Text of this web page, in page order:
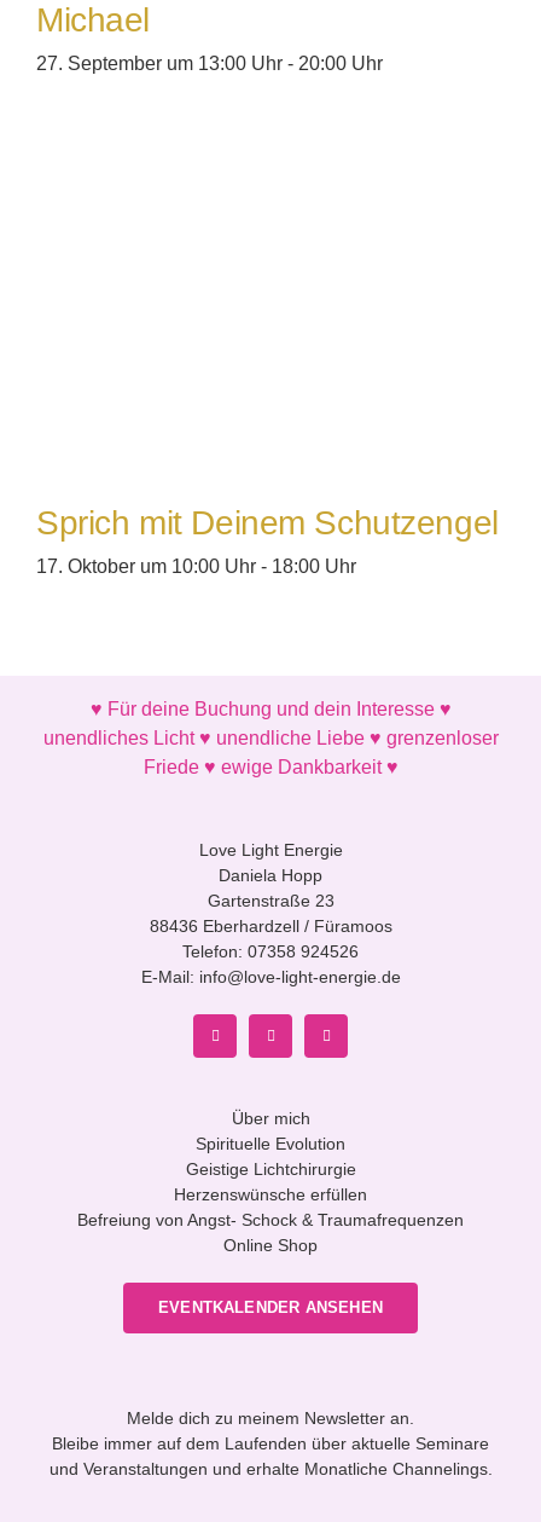
Michael
27. September um 13:00 Uhr - 20:00 Uhr
Sprich mit Deinem Schutzengel
17. Oktober um 10:00 Uhr - 18:00 Uhr
♥ Für deine Buchung und dein Interesse ♥
unendliches Licht ♥ unendliche Liebe ♥ grenzenloser
Friede ♥ ewige Dankbarkeit ♥
Love Light Energie
Daniela Hopp
Gartenstraße 23
88436 Eberhardzell / Füramoos
Telefon: 07358 924526
E-Mail: info@love-light-energie.de
Über mich
Spirituelle Evolution
Geistige Lichtchirurgie
Herzenswünsche erfüllen
Befreiung von Angst- Schock & Traumafrequenzen
Online Shop
EVENTKALENDER ANSEHEN
Melde dich zu meinem Newsletter an.
Bleibe immer auf dem Laufenden über aktuelle Seminare
und Veranstaltungen und erhalte Monatliche Channelings.